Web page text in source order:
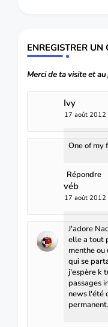
ENREGISTRER
Merci de ta visite et
Ivy
17 août 2012
One of my
Répondre
véb
17 août 2012
J'adore
elle a tout
menthe
qui se
j'espère k
passages
news l'été